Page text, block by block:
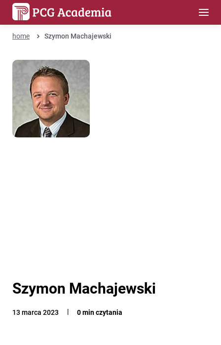
home Szymon Machajewski
Szymon Machajewski
13 marca 2023 0 min czytania